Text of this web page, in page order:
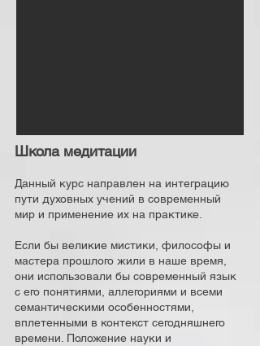
Школа медитации
Данный курс направлен на интеграцию
пути духовных учений в современный
мир и применение их на практике.
Если бы великие мистики, философы и
мастера прошлого жили в наше время,
они использовали бы современный язык
с его понятиями, аллегориями и всеми
семантическими особенностями,
вплетенными в контекст сегодняшнего
времени. Положение науки и